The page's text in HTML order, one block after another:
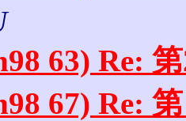
63) Re:
67) Re: